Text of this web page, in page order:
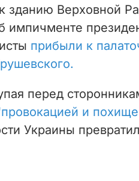
зданию Верховной
импичменте
прибыли к
перед
и
Украины